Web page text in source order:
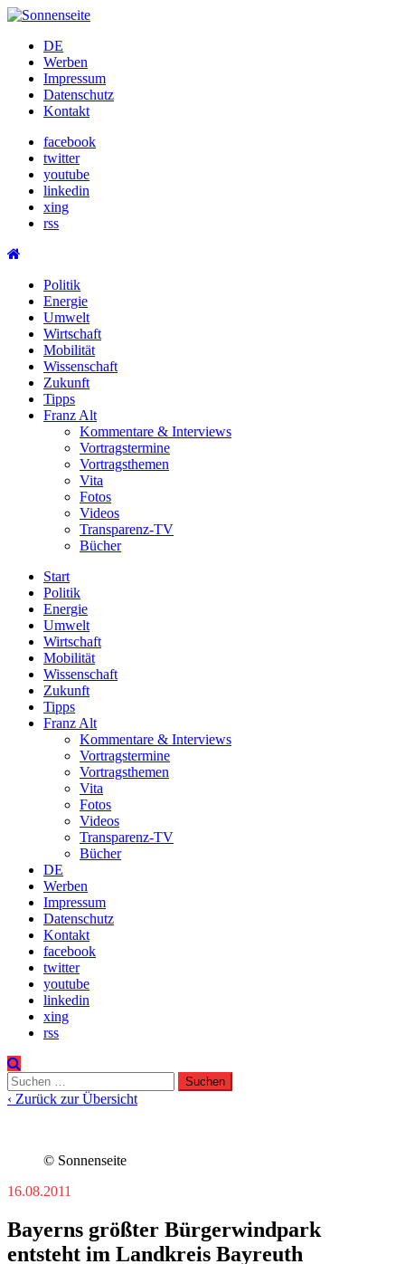
Skip
contentDE
Werben
Impressum
Datenschutz
Kontakt
facebook
twitter
youtube
linkedin
xing
rss
Politik
Energie
Umwelt
Wirtschaft
Mobilität
Wissenschaft
Zukunft
Tipps
Franz Alt
Kommentare & Interviews
Vortragstermine
Vortragsthemen
Vita
Fotos
Videos
Transparenz-TV
Bücher
Start
Politik
Energie
Umwelt
Wirtschaft
Mobilität
Wissenschaft
Zukunft
Tipps
Franz Alt
Kommentare & Interviews
Vortragstermine
Vortragsthemen
Vita
Fotos
Videos
Transparenz-TV
Bücher
DE
Werben
Impressum
Datenschutz
Kontakt
facebook
twitter
youtube
linkedin
xing
rss
Suchen
nach:
‹ Zurück zur Übersicht
© Sonnenseite
16.08.2011
Bayerns größter Bürgerwindpark
entsteht im Landkreis Bayreuth